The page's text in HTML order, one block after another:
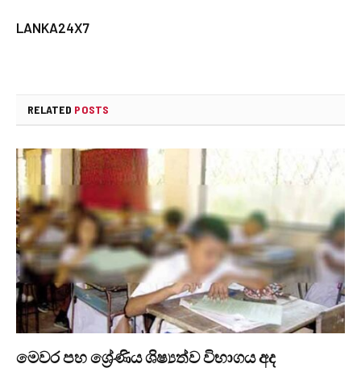
LANKA24X7
RELATED POSTS
මෙවර පහ ශ්‍රේණිය ශිෂ්‍යත්ව විභාගය අද